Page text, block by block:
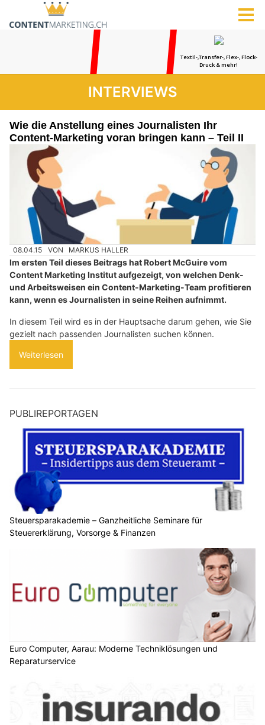
INTERVIEWS
Wie die Anstellung eines Journalisten Ihr
Content-Marketing voran bringen kann – Teil II
08.04.15 VON MARKUS HALLER
Im ersten Teil dieses Beitrags hat Robert McGuire vom
Content Marketing Institut aufgezeigt, von welchen Denk-
und Arbeitsweisen ein Content-Marketing-Team profitieren
kann, wenn es Journalisten in seine Reihen aufnimmt.
In diesem Teil wird es in der Hauptsache darum gehen, wie Sie
gezielt nach passenden Journalisten suchen können.
Weiterlesen
PUBLIREPORTAGEN
Steuersparakademie – Ganzheitliche Seminare für
Steuererklärung, Vorsorge & Finanzen
Euro Computer, Aarau: Moderne Techniklösungen und
Reparaturservice